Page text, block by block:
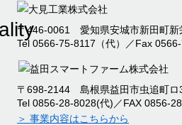
臨時休業のお知らせ
2024年度冬季休暇の
本社新工場竣工のお
〒446-0061 愛知県安城市新田町新
Tel 0566-75-8117（代）／Fax
〒698-2144 島根県益田市虫追町ロ
Tel 0856-28-8028(代)／FAX 0856-
＞ 事業内容はこちらから